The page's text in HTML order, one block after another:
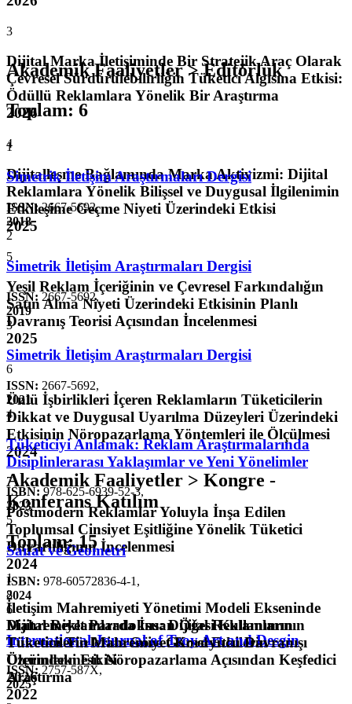
3
Dijital Marka İletişiminde Bir Stratejik Araç Olarak
Çevresel Sürdürülebilirliğin Tüketici Algısına Etkisi:
Ödüllü Reklamlara Yönelik Bir Araştırma
2026
4
Dijitalleşme Bağlamında Marka Aktivizmi: Dijital
Reklamlara Yönelik Bilişsel ve Duygusal İlgilenimin
Etkileşime Geçme Niyeti Üzerindeki Etkisi
2025
5
Yeşil Reklam İçeriğinin ve Çevresel Farkındalığın
Satın Alma Niyeti Üzerindeki Etkisinin Planlı
Davranış Teorisi Açısından İncelenmesi
2025
6
Ünlü İşbirlikleri İçeren Reklamların Tüketicilerin
Dikkat ve Duygusal Uyarılma Düzeyleri Üzerindeki
Etkisinin Nöropazarlama Yöntemleri ile Ölçülmesi
2024
7
Postmodern Reklamlar Yoluyla İnşa Edilen
Toplumsal Cinsiyet Eşitliğine Yönelik Tüketici
Duyarlılığının İncelenmesi
2024
8
Dijital Reklamlarda İnsan Öğesi Kullanımının
Tüketim Türlerine Göre Görsel Etkilerin
Ölçümlenmesi: Nöropazarlama Açısından Keşfedici
Araştırma
2022
Akademik Faaliyetler > Editörlük
Toplam: 6
1
Simetrik İletişim Araştırmaları Dergisi
ISSN: 2667-5692,
2018
2
Simetrik İletişim Araştırmaları Dergisi
ISSN: 2667-5692,
2019
3
Simetrik İletişim Araştırmaları Dergisi
ISSN: 2667-5692,
2021
4
Tüketiciyi Anlamak: Reklam Araştırmalarında
Disiplinlerarası Yaklaşımlar ve Yeni Yönelimler
ISBN: 978-625-6939-52-3,
2023
5
Sanat ve Geometri
ISBN: 978-60572836-4-1 ,
2024
6
International Journal of Troy Art and Desgin
ISSN: 2757-587X,
2025
Akademik Faaliyetler > Kongre -
Konferans Katılım
Toplam:15
1
İletişim Mahremiyeti Yönetimi Modeli Ekseninde
Mahremiyet Paradoksu: Dijital Reklamların
Tüketicilerin Mahremiyet Koruyucu Davranışı
Üzerindeki Etkisi
2026